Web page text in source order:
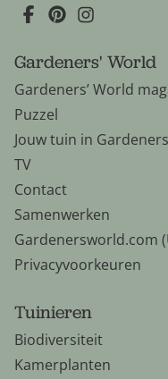
Gardeners' World
Gardeners’ World
Puzzel
Jouw tuin in
TV
Contact
Samenwerken
Gardenersworld.com
Privacyvoorkeuren
Tuinieren
Biodiversiteit
Kamerplanten